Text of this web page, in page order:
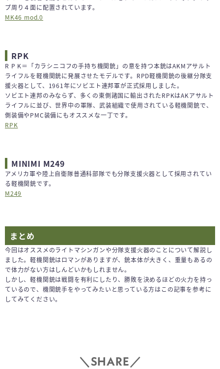
プ周り４面に配置されています。
MK46 mod.0
RPK
R P K＝「カラシニコフの手持ち機関銃」の意を持つ本銃はAKMアサルト
ライフルを軽機関銃に発展させたモデルです。RPD軽機関銃の後継分隊支
援火器として、1961年にソビエト連邦軍が正式採用しました。
ソビエト連邦のみならず、多くの東側諸国に輸出されたRPKはAKアサルト
ライフルに並び、世界中の軍隊、武装組織で使用されている軽機関銃で、
側装備やPMC装備にもオススメな一丁です。
RPK
MINIMI M249
アメリカ軍や陸上自衛隊普通科部隊でも分隊支援火器として採用されてい
る軽機関銃です。
M249
まとめ
今回はオススメのライトマシンガンや分隊支援火器のことについて解説し
ました。軽機関銃はロマンがありますが、銃本体が大きく、重量もあるの
で体力がない方はしんどいかもしれません。
しかし、軽機関銃は戦闘を有利にしたり、勝敗を決めるほどの火力を持っ
ているので、機関銃手をやってみたいと思っている方はこの記事を参考に
してみてください。
SHARE